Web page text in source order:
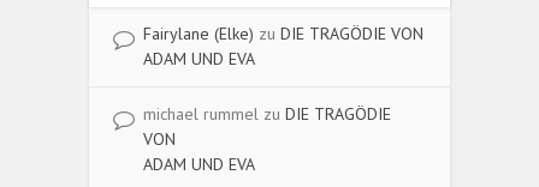
Fairylane (Elke) zu DIE TRAGÖDIE VON
ADAM UND EVA
michael rummel zu DIE TRAGÖDIE
VON
ADAM UND EVA